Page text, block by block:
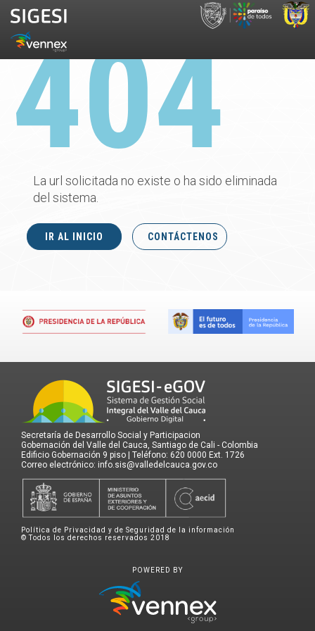
La url solicitada no existe o ha sido eliminada
del sistema.
IR AL INICIO CONTÁCTENOS
Secretaría de Desarrollo Social y Participacion
Gobernación del Valle del Cauca, Santiago de Cali - Colombia
Edificio Gobernación 9 piso | Teléfono: 620 0000 Ext. 1726
Correo electrónico: info.sis@valledelcauca.gov.co
Política de Privacidad y de Seguridad de la información
© Todos los derechos reservados 2018
POWERED BY